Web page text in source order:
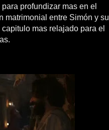
profundizar mas en el
matrimonial entre Simón y su
mas relajado para el